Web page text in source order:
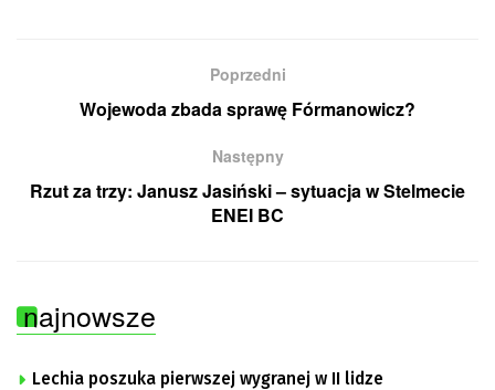
Poprzedni
Wojewoda zbada sprawę Fórmanowicz?
Następny
Rzut za trzy: Janusz Jasiński – sytuacja w Stelmecie
ENEI BC
najnowsze
Lechia poszuka pierwszej wygranej w II lidze